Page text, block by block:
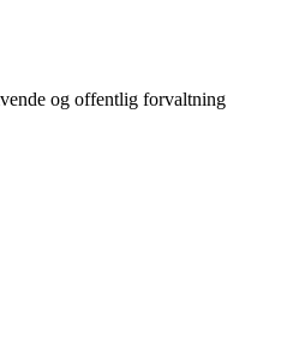
og offentlig forvaltning